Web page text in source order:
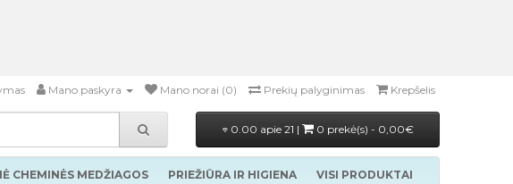
Mano paskyra Mano norai (0) Prekių palyginimas Krepšelis
0.00 apie 21 | 0 prekė(s) - 0,00€
CHEMINĖS MEDŽIAGOS PRIEŽIŪRA IR HIGIENA VISI PRODUKTAI